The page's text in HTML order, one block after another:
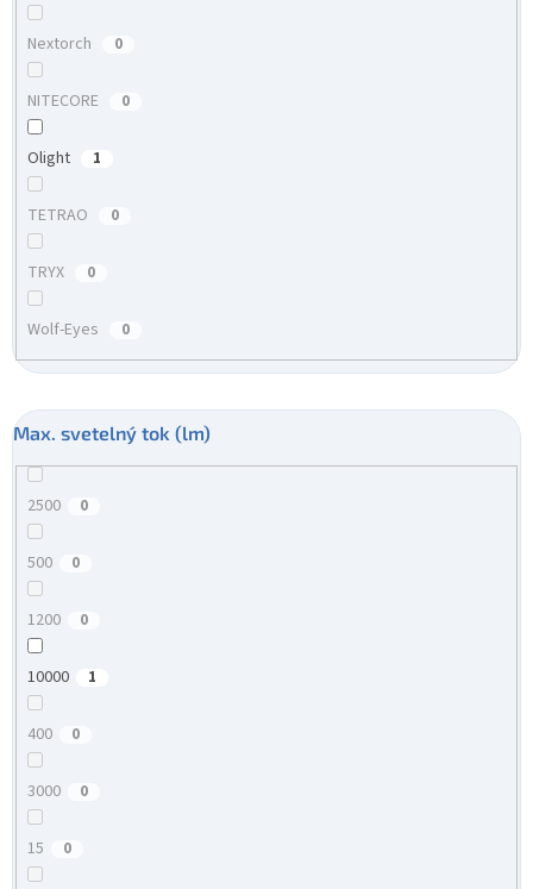
Nextorch 0
NITECORE 0
Olight 1
TETRAO 0
TRYX 0
Wolf-Eyes 0
Max. svetelný tok (lm)
2500 0
500 0
1200 0
10000 1
400 0
3000 0
15 0